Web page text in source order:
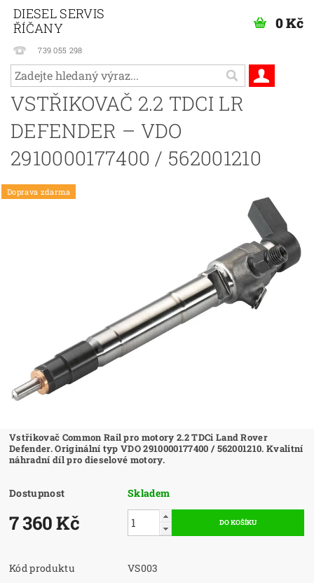
DIESEL SERVIS
ŘÍČANY
739 055 298
0 Kč
VSTŘIKOVAČ 2.2 TDCI LR
DEFENDER – VDO
2910000177400 / 562001210
Doprava zdarma
Vstřikovač Common Rail pro motory 2.2 TDCi Land Rover
Defender. Originální typ VDO 2910000177400 / 562001210. Kvalitní
náhradní díl pro dieselové motory.
Dostupnost Skladem
7 360 Kč
Kód produktu
VS003